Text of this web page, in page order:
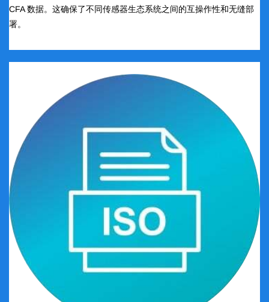
CFA 数据。这确保了不同传感器生态系统之间的互操作性和无缝部
署。